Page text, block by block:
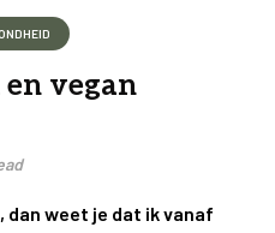
vegan
dan weet je dat ik vanaf